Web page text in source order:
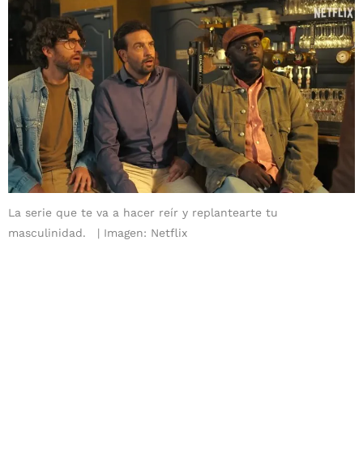
La serie que te va a hacer reír y replantearte tu
masculinidad.
Imagen: Netflix